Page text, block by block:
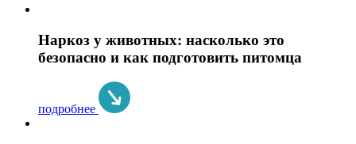
Наркоз у животных: насколько это
безопасно и как подготовить питомца
подробнее